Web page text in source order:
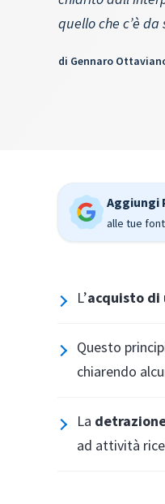
quello che c’è da
di Gennaro
Aggiungi
alle tue
L’acquisto di
Questo
chiarendo
La
ad attività